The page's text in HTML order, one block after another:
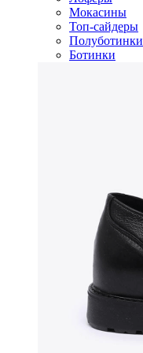
Мокасины
Топ-сайдеры
Полуботинки
Ботинки